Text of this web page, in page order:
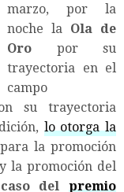
marzo, por la
noche la Ola de
Oro por su
trayectoria en el
campo
su trayectoria
lo otorga la
la promoción
la promoción del
delpremio